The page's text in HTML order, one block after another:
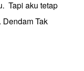
Tapi aku tetap
Tak